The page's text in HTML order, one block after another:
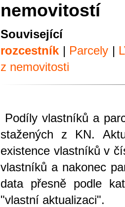
nemovitostí
rozcestník | Parcely |
z nemovitosti
Podíly vlastníků a
stažených z KN.
existence vlastníků v
vlastníků a nakonec
data přesně podle
"vlastní aktualizaci".